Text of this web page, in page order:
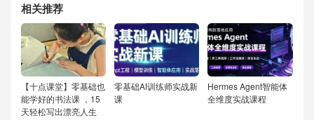
相关推荐
【十点课堂】零基础也
能学好的书法课 ，15
天轻松写出漂亮人生
零基础AI训练师实战新
课
Hermes Agent智能体
全维度实战课程